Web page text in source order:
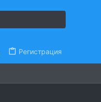
Регистрация